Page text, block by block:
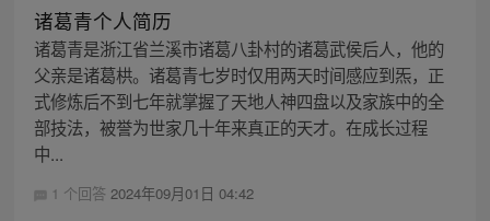
诸葛青个人简历
诸葛青是浙江省兰溪市诸葛八卦村的诸葛武侯后人，他的
父亲是诸葛栱。诸葛青七岁时仅用两天时间感应到炁，正
式修炼后不到七年就掌握了天地人神四盘以及家族中的全
部技法，被誉为世家几十年来真正的天才。在成长过程
中...
1 个回答 2024年09月01日 04:42